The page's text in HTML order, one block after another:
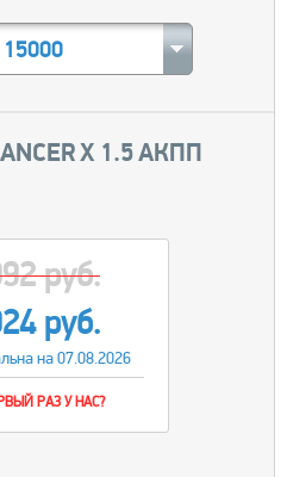
Х 1.5 АКПП
руб.
руб.
на 07.08.2026
РАЗ У НАС?